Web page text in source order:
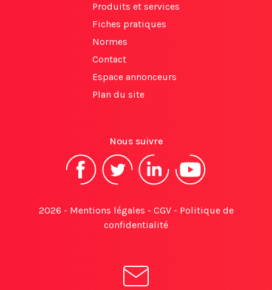
Produits et services
Fiches pratiques
Normes
Contact
Espace annonceurs
Plan du site
Nous suivre
2026 - Mentions légales - CGV- Politique de
confidentialité